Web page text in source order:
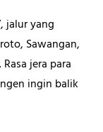
jalur yang
Sawangan,
jera para
ingin balik